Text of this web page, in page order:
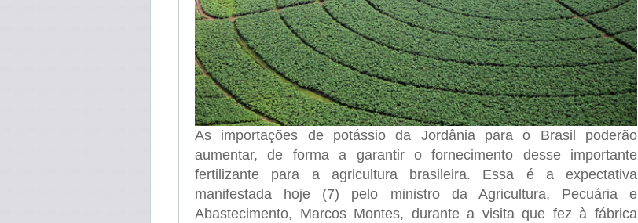
As importações de potássio da Jordânia para o Brasil poderão
aumentar, de forma a garantir o fornecimento desse importante
fertilizante para a agricultura brasileira. Essa é a expectativa
manifestada hoje (7) pelo ministro da Agricultura, Pecuária e
Abastecimento, Marcos Montes, durante a visita que fez à fábrica